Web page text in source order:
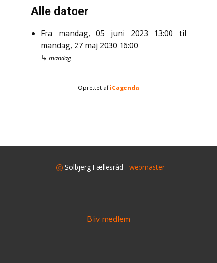
Alle datoer
Fra mandag, 05 juni 2023 13:00
til
mandag, 27 maj 2030 16:00
↳ mandag
Oprettet af iCagenda
Solbjerg Fællesråd - webmaster
Bliv medlem